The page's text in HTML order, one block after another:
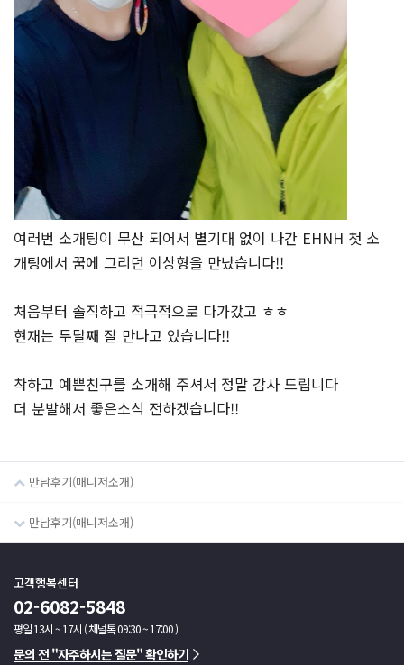
여러번 소개팅이 무산 되어서 별기대 없이 나간 EHNH 첫 소
개팅에서 꿈에 그리던 이상형을 만났습니다!!
처음부터 솔직하고 적극적으로 다가갔고 ㅎㅎ
현재는 두달째 잘 만나고 있습니다!!
착하고 예쁜친구를 소개해 주셔서 정말 감사 드립니다
더 분발해서 좋은소식 전하겠습니다!!
만남후기(매니저소개)
만남후기(매니저소개)
고객행복센터
02-6082-5848
평일 13시 ~ 17시 ( 채널톡 09:30 ~ 17:00 )
문의 전 "자주하시는 질문" 확인하기